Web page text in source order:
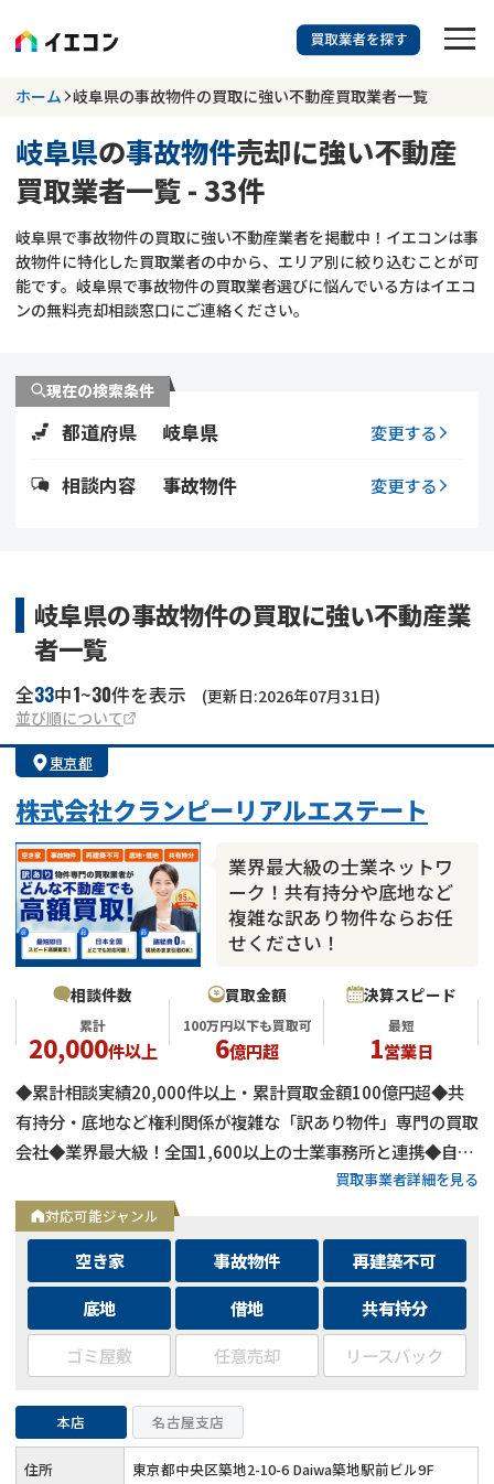
訳あり物件に強い業者を探す
岐阜県 事故物件
更新日 :2026年07月31日
業者を探す
空き家
再建築不可
ゴミ屋敷
リースバック
不動産コラム
不動産売却
訳あり不動産
土地売却
借地 不動産リースバック
任意売却
アンケート調査
ホーム 岐阜県の事故物件の買取に強い不動産買取業者一覧
岐阜県の事故物件売却に強い不動産
買取業者一覧 - 33件
岐阜県で事故物件の買取に強い不動産業者を掲載中！イエコンは事
故物件に特化した買取業者の中から、エリア別に絞り込むことが可
能です。岐阜県で事故物件の買取業者選びに悩んでいる方はイエコ
ンの無料売却相談窓口にご連絡ください。
現在の検索条件
都道府県 岐阜県 変更する
相談内容 事故物件 変更する
岐阜県の事故物件の買取に強い不動産業
者一覧
全33中1~30件を表示
(更新日:2026年07月31日)
並び順について
東京都
株式会社クランピーリアルエステート
業界最大級の士業ネットワ
ーク！共有持分や底地など
複雑な訳あり物件ならお任
せください！
相談件数
累計
20,000件以上
買取金額
100万円以下も買取可
6億円超
決算スピード
最短
1営業日
◆累計相談実績20,000件以上・累計買取金額100億円超◆共
有持分・底地など権利関係が複雑な「訳あり物件」専門の買取
会社◆業界最大級！全国1,600以上の士業事務所と連携◆自己
資金による買取のため、融資審査を待たず最短即日で決済可能
◆士業事務所や大手不動産会社からの相談実績も多数
買取事業者詳細を見る
対応可能ジャンル
空き家 事故物件
再建築不可
底地
借地
共有持分
ゴミ屋敷
任意売却 リースバック
本店 名古屋支店
住所 東京都中央区築地2-10-6 Daiwa築地駅前ビル9F